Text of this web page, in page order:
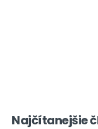
Najčítanejšie